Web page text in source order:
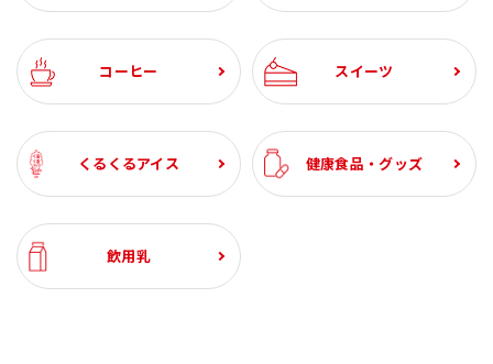
コーヒー スイーツ
くるくるアイス 健康食品・グッズ
飲用乳